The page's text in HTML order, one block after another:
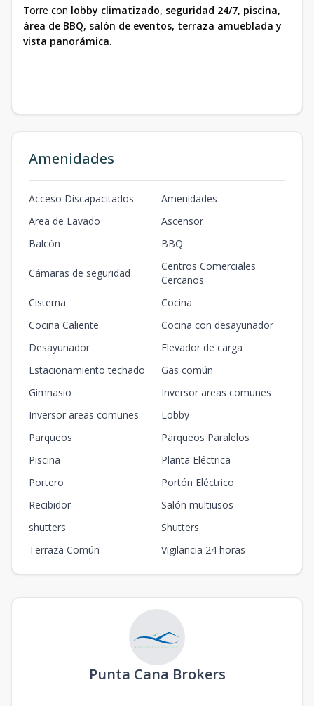
Torre con lobby climatizado, seguridad 24/7, piscina,
área de BBQ, salón de eventos, terraza amueblada y
vista panorámica.
Amenidades
Acceso Discapacitados
Amenidades
Area de Lavado
Ascensor
Balcón
BBQ
Cámaras de seguridad
Centros Comerciales
Cercanos
Cisterna
Cocina
Cocina Caliente
Cocina con desayunador
Desayunador
Elevador de carga
Estacionamiento techado
Gas común
Gimnasio
Inversor areas comunes
Inversor areas comunes
Lobby
Parqueos
Parqueos Paralelos
Piscina
Planta Eléctrica
Portero
Portón Eléctrico
Recibidor
Salón multiusos
shutters
Shutters
Terraza Común
Vigilancia 24 horas
Punta Cana Brokers